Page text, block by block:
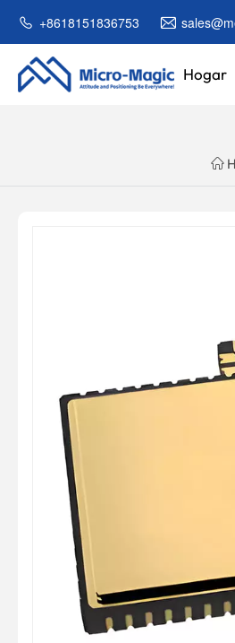
+8618151836753
Hogar
CARRO
DE LA
COMPRA